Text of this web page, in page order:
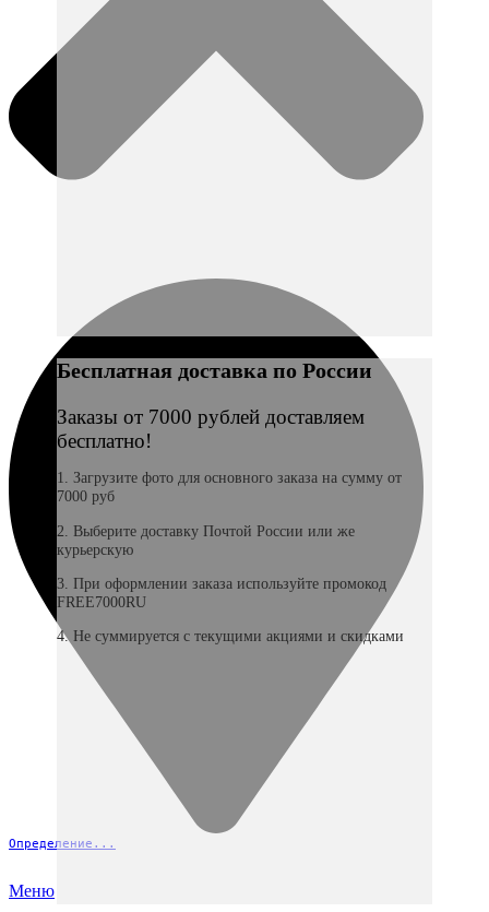
Определение...
Меню
Бесплатная доставка по России
Заказы от 7000 рублей доставляем
бесплатно!
1. Загрузите фото для основного заказа на сумму от
7000 руб
2. Выберите доставку Почтой России или же
курьерскую
3. При оформлении заказа используйте промокод
FREE7000RU
4. Не суммируется с текущими акциями и скидками